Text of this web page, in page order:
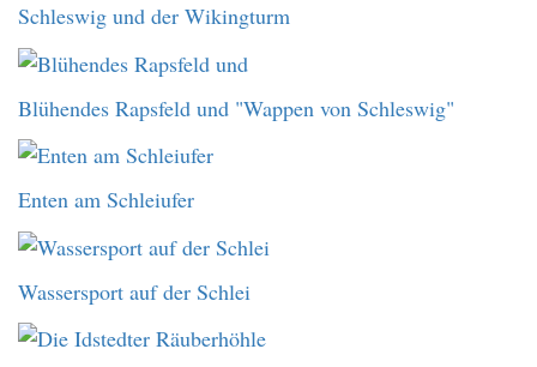
Schleswig und der Wikingturm
Blühendes Rapsfeld und "Wappen von Schleswig"
Enten am Schleiufer
Wassersport auf der Schlei